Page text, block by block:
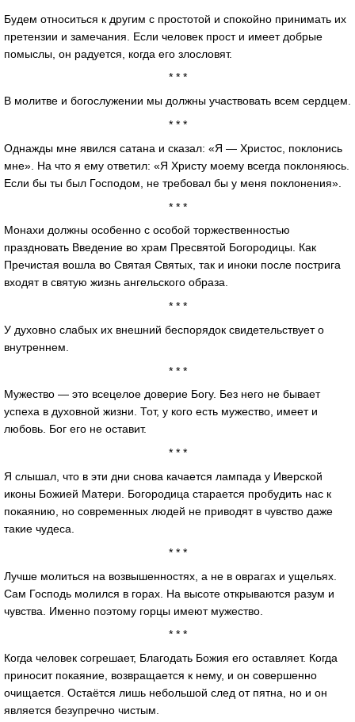
Будем относиться к другим с простотой и спокойно принимать их
претензии и замечания. Если человек прост и имеет добрые
помыслы, он радуется, когда его злословят.
* * *
В молитве и богослужении мы должны участвовать всем сердцем.
* * *
Однажды мне явился сатана и сказал: «Я — Христос, поклонись
мне». На что я ему ответил: «Я Христу моему всегда поклоняюсь.
Если бы ты был Господом, не требовал бы у меня поклонения».
* * *
Монахи должны особенно с особой торжественностью
праздновать Введение во храм Пресвятой Богородицы. Как
Пречистая вошла во Святая Святых, так и иноки после пострига
входят в святую жизнь ангельского образа.
* * *
У духовно слабых их внешний беспорядок свидетельствует о
внутреннем.
* * *
Мужество — это всецелое доверие Богу. Без него не бывает
успеха в духовной жизни. Тот, у кого есть мужество, имеет и
любовь. Бог его не оставит.
* * *
Я слышал, что в эти дни снова качается лампада у Иверской
иконы Божией Матери. Богородица старается пробудить нас к
покаянию, но современных людей не приводят в чувство даже
такие чудеса.
* * *
Лучше молиться на возвышенностях, а не в оврагах и ущельях.
Сам Господь молился в горах. На высоте открываются разум и
чувства. Именно поэтому горцы имеют мужество.
* * *
Когда человек согрешает, Благодать Божия его оставляет. Когда
приносит покаяние, возвращается к нему, и он совершенно
очищается. Остаётся лишь небольшой след от пятна, но и он
является безупречно чистым.